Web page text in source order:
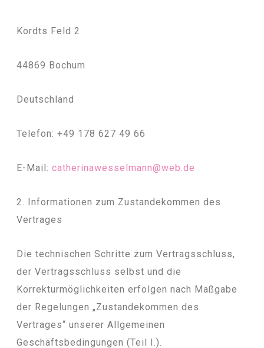
Kordts Feld 2
44869 Bochum
Deutschland
Telefon: +49 178 627 49 66
E-Mail: catherinawesselmann@web.de
2. Informationen zum Zustandekommen des
Vertrages
Die technischen Schritte zum Vertragsschluss,
der Vertragsschluss selbst und die
Korrekturmöglichkeiten erfolgen nach Maßgabe
der Regelungen „Zustandekommen des
Vertrages“ unserer Allgemeinen
Geschäftsbedingungen (Teil I.).